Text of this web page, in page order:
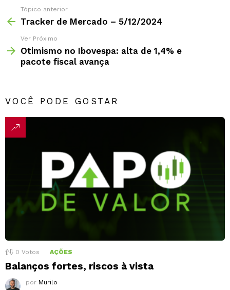
Tópico anterior
Tracker de Mercado – 5/12/2024
Ver Próximo
Otimismo no Ibovespa: alta de 1,4% e
pacote fiscal avança
VOCÊ PODE GOSTAR
0 Votos AÇÕES
Balanços fortes, riscos à vista
por Murilo